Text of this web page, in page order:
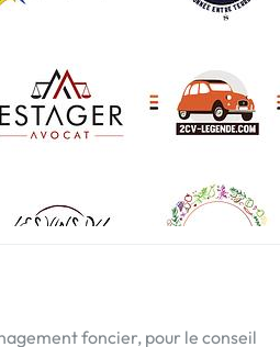
foncier, pour le conseil